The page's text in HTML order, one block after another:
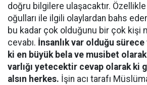
doğru bilgilere ulaşacaktır.
oğulları ile ilgili olaylardan bahs
bu kadar çok olduğunu bir çok kişi
cevabı. İnsanlık var olduğu sürece
ki en büyük bela ve musibet
varlığı yetecektir cevap olarak ki
alsın herkes. İşin acı tarafı